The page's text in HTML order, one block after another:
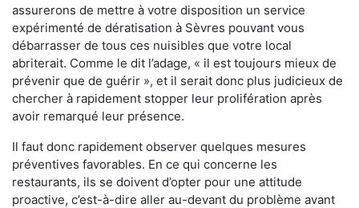
assurerons de mettre à votre disposition un service
expérimenté de dératisation à Sèvres pouvant vous
débarrasser de tous ces nuisibles que votre local
abriterait. Comme le dit l’adage, « il est toujours mieux de
prévenir que de guérir », et il serait donc plus judicieux de
chercher à rapidement stopper leur prolifération après
avoir remarqué leur présence.
Il faut donc rapidement observer quelques mesures
préventives favorables. En ce qui concerne les
restaurants, ils se doivent d’opter pour une attitude
proactive, c’est-à-dire aller au-devant du problème avant